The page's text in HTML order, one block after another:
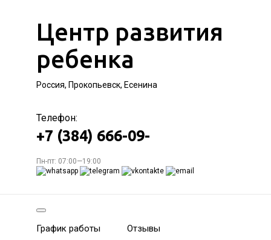
Центр развития
ребенка
Россия, Прокопьевск, Есенина
Телефон:
+7 (384) 666-09-
Пн-пт: 07:00—19:00
График работы Отзывы